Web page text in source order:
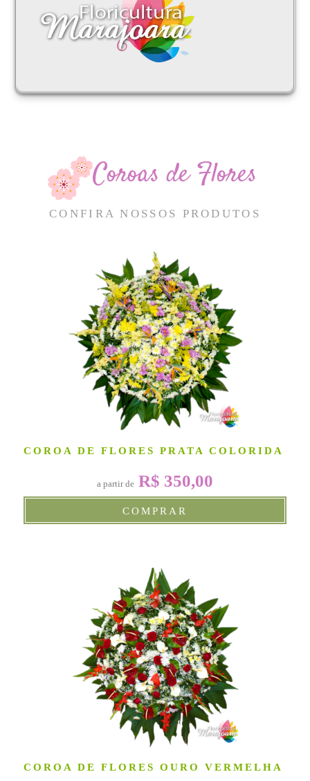
Coroas de Flores
CONFIRA NOSSOS PRODUTOS
COROA DE FLORES PRATA COLORIDA
a partir de R$ 350,00
COMPRAR
COROA DE FLORES OURO VERMELHA